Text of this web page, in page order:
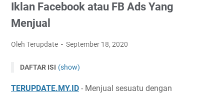
Iklan Facebook atau FB Ads Yang
Menjual
Oleh Terupdate September 18, 2020
DAFTAR ISI (show)
TERUPDATE.MY.ID - Menjual sesuatu dengan